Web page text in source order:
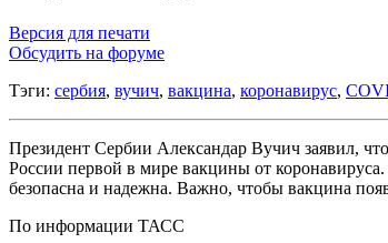
Версия для печати
Обсудить на форуме
Тэги: сербия, вучич, вакцина, коронавирус,
Президент Сербии Александар Вучич заявил,
России первой в мире вакцины от
безопасна и надежна. Важно, чтобы вакцина
По информации ТАСС